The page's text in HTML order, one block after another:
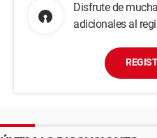
Disfrute de
adicionales al